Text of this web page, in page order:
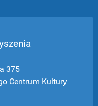
375
Centrum Kultury